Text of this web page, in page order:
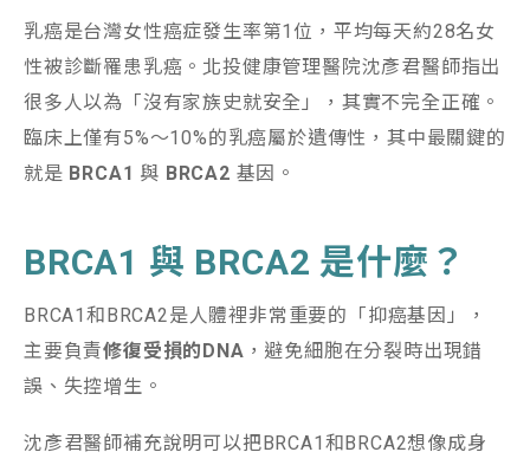
乳癌是台灣女性癌症發生率第1位，平均每天約28名女
性被診斷罹患乳癌。北投健康管理醫院沈彥君醫師指出
很多人以為「沒有家族史就安全」，其實不完全正確。
臨床上僅有5%～10%的乳癌屬於遺傳性，其中最關鍵的
就是 BRCA1 與 BRCA2 基因。
BRCA1 與 BRCA2 是什麼？
BRCA1和BRCA2是人體裡非常重要的「抑癌基因」，
主要負責修復受損的DNA ，避免細胞在分裂時出現錯
誤、失控增生。
沈彥君醫師補充說明可以把BRCA1和BRCA2想像成身